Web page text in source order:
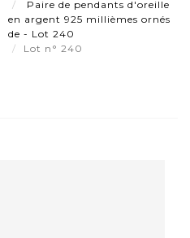
Paire de pendants d'oreille
en argent 925 millièmes ornés
de - Lot 240
Lot n° 240